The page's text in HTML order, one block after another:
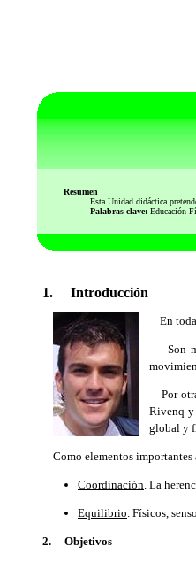
Resumen
Esta Unidad didáctica pretende
Palabras clave:Educación
1. Introducción
En
Son
Por
Rivenq y
global y
Como elementos importantes
Coordinación. La
Equilibrio. Físicos,
2. Objetivos